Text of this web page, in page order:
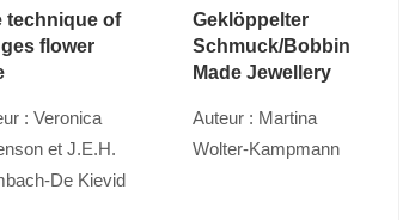
technique of
flower
: Veronica
et J.E.H.
De Kievid
Geklöppelter
Schmuck/Bobbin
Made Jewellery
Auteur : Martina
Wolter-Kampmann